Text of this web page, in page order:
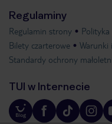
Regulaminy
Regulamin strony
Bilety czarterowe
Warunki
Standardy ochrony
TUI w Internecie